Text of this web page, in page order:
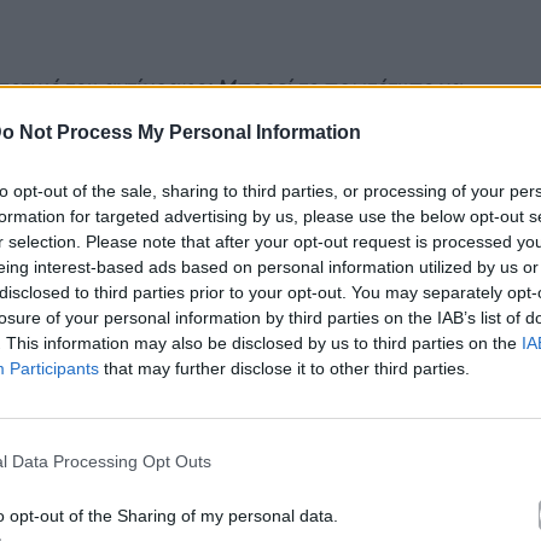
Not Process My Personal Information
opt-out of the sale, sharing to third parties, or processing of your
for targeted advertising by us, please use the below opt-out
selection. Please note that after your opt-out request is processed
interest-based ads based on personal information utilized by us
to third parties prior to your opt-out. You may separately
of your personal information by third parties on the IAB’s list of
This information may also be disclosed by us to third parties on the
Participants that may further disclose it to other third parties.
Data Processing Opt Outs
opt-out of the Sharing of my personal data.
του αντίγραφο; Μπορεί το πρωτότυπο να
αντίγραφό του; Ανταγωνίζονται μεταξύ
Uncanny Valley, μια πρωτοποριακή
Rimini Protokoll. Αυτή η πολυαναμενόμενη
2024 στο Θέατρο REX του Εθνικού Θεάτρου
διοργάνωσης του φεστιβάλ για τα 20
λεπτής γραμμής μεταξύ ανθρώπου και
τις αντιλήψεις μας για την ταυτότητα
animatronic αντίγραφο του θεατρικού συγγραφέα
θέση του συγγραφέα, προκαλεί βαθύ